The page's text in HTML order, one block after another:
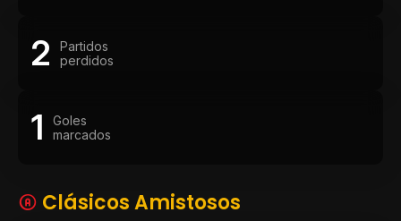
2
Partidos
perdidos
1
Goles
marcados
Clásicos Amistosos